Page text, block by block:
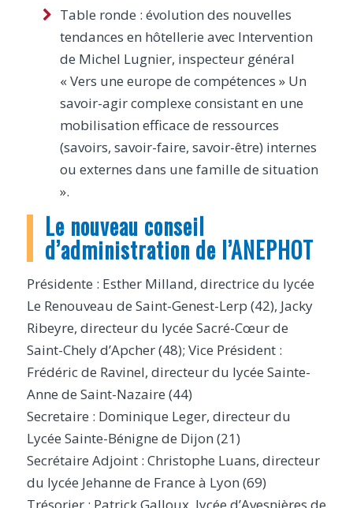
Table ronde : évolution des nouvelles
tendances en hôtellerie avec Intervention
de Michel Lugnier, inspecteur général
« Vers une europe de compétences » Un
savoir-agir complexe consistant en une
mobilisation efficace de ressources
(savoirs, savoir-faire, savoir-être) internes
ou externes dans une famille de situation
».
Le nouveau conseil
d’administration de l’ANEPHOT
Présidente : Esther Milland, directrice du lycée
Le Renouveau de Saint-Genest-Lerp (42), Jacky
Ribeyre, directeur du lycée Sacré-Cœur de
Saint-Chely d’Apcher (48); Vice Président :
Frédéric de Ravinel, directeur du lycée Sainte-
Anne de Saint-Nazaire (44)
Secretaire : Dominique Leger, directeur du
Lycée Sainte-Bénigne de Dijon (21)
Secrétaire Adjoint : Christophe Luans, directeur
du lycée Jehanne de France à Lyon (69)